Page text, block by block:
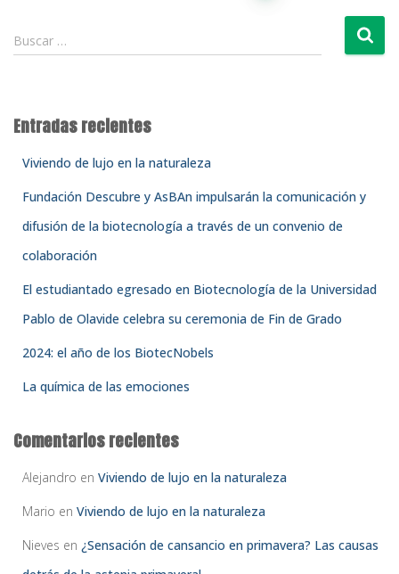
de
entradas
u
r
Buscar …
Entradas recientes
Viviendo de lujo en la naturaleza
Fundación Descubre y AsBAn impulsarán la comunicación y
difusión de la biotecnología a través de un convenio de
colaboración
El estudiantado egresado en Biotecnología de la Universidad
Pablo de Olavide celebra su ceremonia de Fin de Grado
2024: el año de los BiotecNobels
La química de las emociones
Comentarios recientes
Alejandro en Viviendo de lujo en la naturaleza
Mario en Viviendo de lujo en la naturaleza
Nieves en ¿Sensación de cansancio en primavera? Las causas